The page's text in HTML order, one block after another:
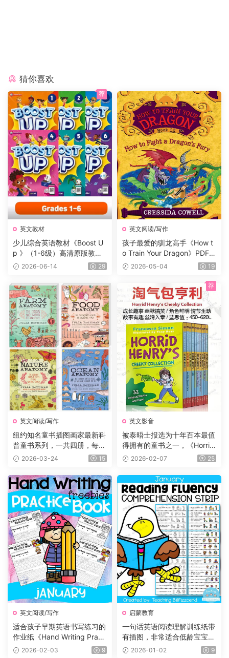
猜你喜欢
英文教材
少儿综合英语教材《Boost U
p 》（1-6级）高清原版教
材，学生书+课本答案试题
2026-06-14 29
荐
英文阅读/写作
孩子最爱的驯龙高手《How t
o Train Your Dragon》PDF书
籍12册+电子书及音频+3册漫
2026-05-04 19
英文阅读/写作
纽约知名童书插图画家最新科
普童书系列，一共四册，每册
225页，自然+海洋+食物+农
有趣，特别适合小朋友们阅
读。
2026-03-24 15
英文影音
被泰晤士报选为十年百本最值
得拥有的童书之一，《Horrid
Henry 》淘气包亨利系列，P
集、电影、练习等
2026-02-07 25
荐
英文阅读/写作
适合孩子早期英语书写练习的
作业纸《Hand Writing Practi
ce Book》12册，每个月有一
2026-02-03 9
启蒙教育
一句话英语阅读理解训练纸带
有插图，非常适合低龄宝宝！
小红书爆款！
2026-01-02 9